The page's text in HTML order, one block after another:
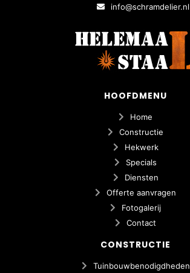
info@schramdelier.nl
HOOFDMENU
Home
Constructie
Hekwerk
Specials
Diensten
Offerte aanvragen
Fotogalerij
Contact
CONSTRUCTIE
Tuinbouwbenodigdheden